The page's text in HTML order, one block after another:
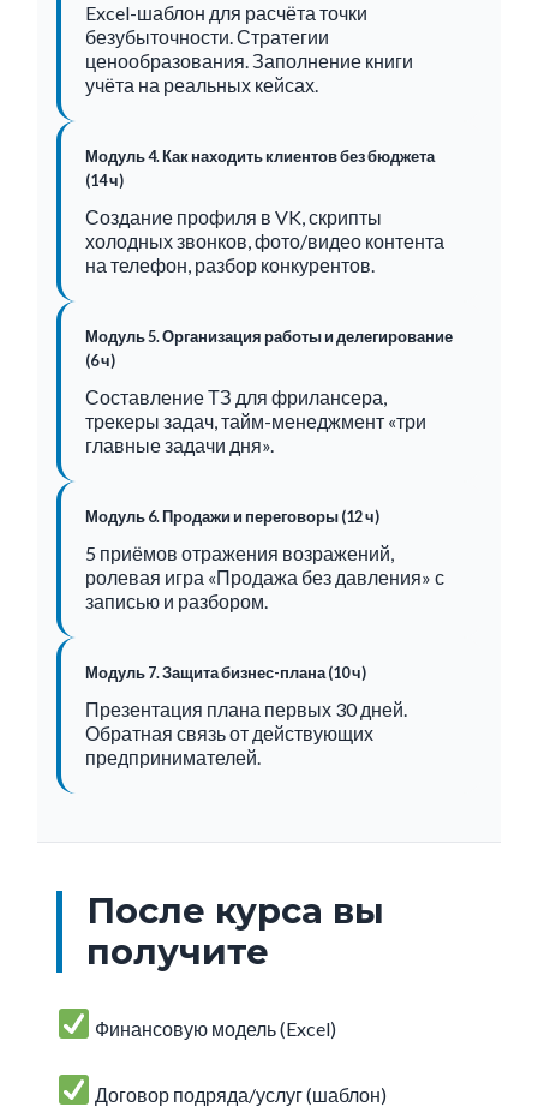
Excel-шаблон для расчёта точки
безубыточности. Стратегии
ценообразования. Заполнение книги
учёта на реальных кейсах.
Модуль 4. Как находить клиентов без бюджета
(14 ч)
Создание профиля в VK, скрипты
холодных звонков, фото/видео контента
на телефон, разбор конкурентов.
Модуль 5. Организация работы и делегирование
(6 ч)
Составление ТЗ для фрилансера,
трекеры задач, тайм-менеджмент «три
главные задачи дня».
Модуль 6. Продажи и переговоры (12 ч)
5 приёмов отражения возражений,
ролевая игра «Продажа без давления» с
записью и разбором.
Модуль 7. Защита бизнес-плана (10 ч)
Презентация плана первых 30 дней.
Обратная связь от действующих
предпринимателей.
После курса вы
получите
Финансовую модель (Excel)
Договор подряда/услуг (шаблон)